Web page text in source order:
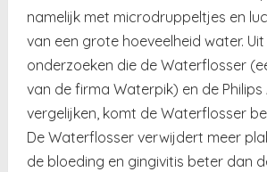
namelijk met microdruppeltjes en
van een grote hoeveelheid water.
onderzoeken die de Waterflosser
van de firma Waterpik) en de Philips
vergelijken, komt de Waterflosser
De Waterflosser verwijdert meer
de bloeding en gingivitis beter dan